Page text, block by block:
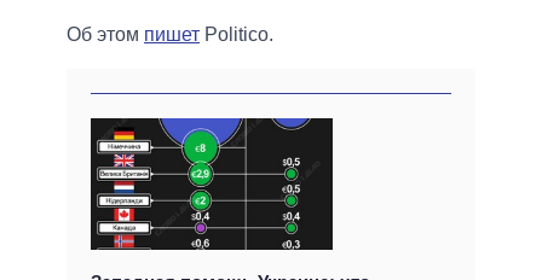
Об этом пишет Politico.